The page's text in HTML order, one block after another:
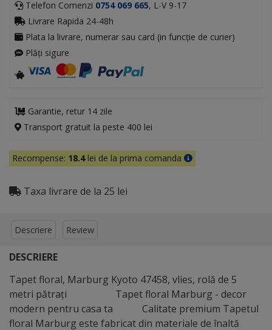
Telefon Comenzi 0754 069 665, L-V 9-17
Livrare Rapida 24-48h
Plata la livrare, numerar sau card (in funcție de curier)
Plăți sigure
Garantie, retur 14 zile
Transport gratuit la peste 400 lei
Recompense: 18.4lei de la prima comanda
Taxa livrare de la 25 lei
Descriere Review
DESCRIERE
Tapet floral, Marburg Kyoto 47458, vlies, rolă de 5
metri pătraţi Tapet floral Marburg - decor
modern pentru casa ta Calitate premium Tapetul
floral Marburg este fabricat din materiale de înaltă